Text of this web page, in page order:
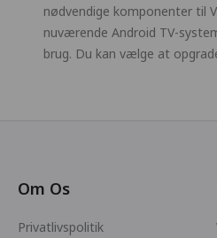
nødvendige komponenter til
nuværende Android TV-
brug. Du kan vælge at
Om Os
Privatlivspolitik